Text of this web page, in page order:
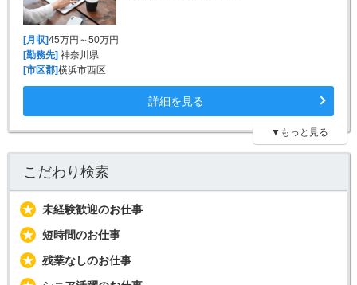
[月収]45万円～50万円
[勤務先] 神奈川県
[市区郡]横浜市西区
詳細を見る
▼もっと見る
こだわり検索
未経験歓迎のお仕事
短時間のお仕事
残業なしのお仕事